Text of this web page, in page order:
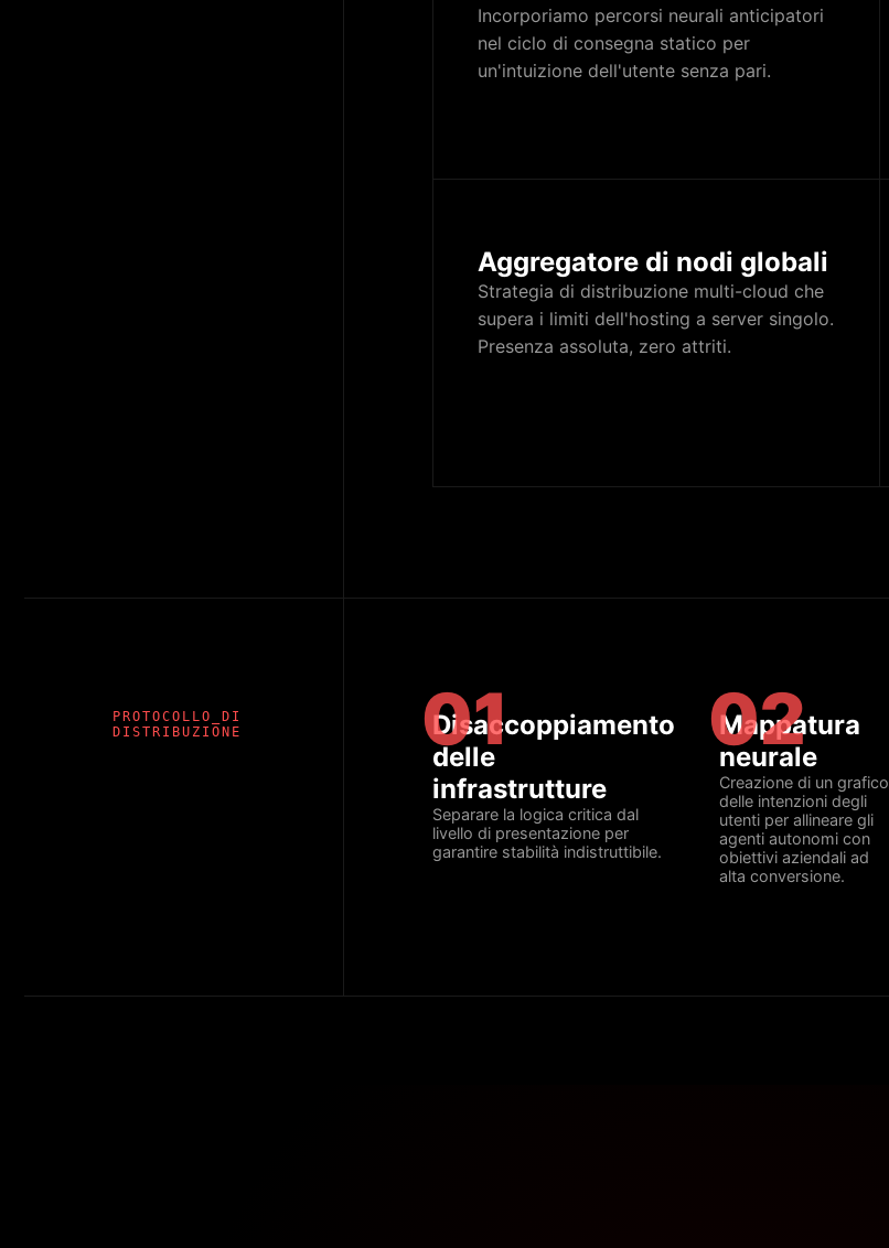
Incorporiamo percorsi neurali anticipatori
nel ciclo di consegna statico per
un'intuizione dell'utente senza pari.
Aggregatore di nodi globali
Strategia di distribuzione multi-cloud che
supera i limiti dell'hosting a server singolo.
Presenza assoluta, zero attriti.
PROTOCOLLO_DI
DISTRIBUZIONE
01
Disaccoppiamento
delle
infrastrutture
Separare la logica critica dal
livello di presentazione per
garantire stabilità indistruttibile.
02
Mappatura
neurale
Creazione di un grafico
delle intenzioni degli
utenti per allineare gli
agenti autonomi con
obiettivi aziendali ad
alta conversione.